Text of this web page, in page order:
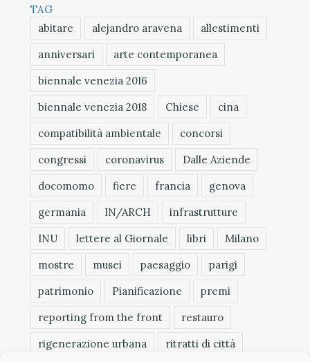
TAG
abitare
alejandro aravena
allestimenti
anniversari
arte contemporanea
biennale venezia 2016
biennale venezia 2018
Chiese
cina
compatibilità ambientale
concorsi
congressi
coronavirus
Dalle Aziende
docomomo
fiere francia
genova
germania
IN/ARCH
infrastrutture
INU
lettere al Giornale libri
Milano
mostre
musei paesaggio
parigi
patrimonio
Pianificazione
premi
reporting from the front
restauro
rigenerazione urbana
ritratti di città